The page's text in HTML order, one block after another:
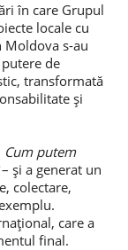
în care Grupul
locale cu
s-au
de
transformată
și
Cum putem
și a generat un
colectare,
care a
final.